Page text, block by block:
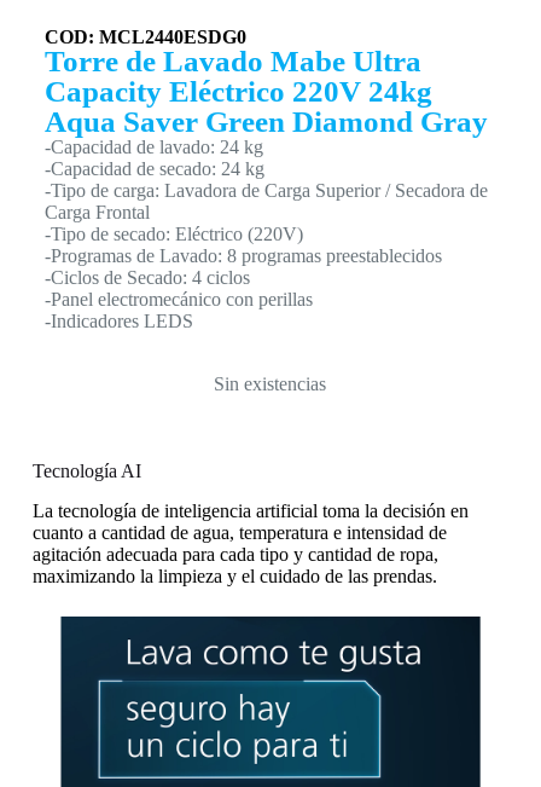
COD: MCL2440ESDG0
Torre de Lavado Mabe Ultra
Capacity Eléctrico 220V 24kg
Aqua Saver Green Diamond Gray
-Capacidad de lavado: 24 kg
-Capacidad de secado: 24 kg
-Tipo de carga: Lavadora de Carga Superior / Secadora de
Carga Frontal
-Tipo de secado: Eléctrico (220V)
-Programas de Lavado: 8 programas preestablecidos
-Ciclos de Secado: 4 ciclos
-Panel electromecánico con perillas
-Indicadores LEDS
Sin existencias
Tecnología AI
La tecnología de inteligencia artificial toma la decisión en
cuanto a cantidad de agua, temperatura e intensidad de
agitación adecuada para cada tipo y cantidad de ropa,
maximizando la limpieza y el cuidado de las prendas.